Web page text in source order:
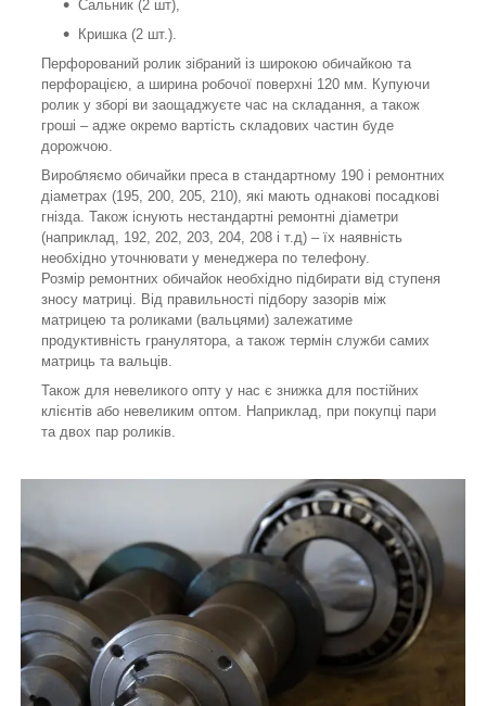
Сальник (2 шт),
Кришка (2 шт.).
Перфорований ролик зібраний із широкою обичайкою та
перфорацією, а ширина робочої поверхні 120 мм. Купуючи
ролик у зборі ви заощаджуєте час на складання, а також
гроші – адже окремо вартість складових частин буде
дорожчою.
Виробляємо обичайки преса в стандартному 190 і ремонтних
діаметрах (195, 200, 205, 210), які мають однакові посадкові
гнізда. Також існують нестандартні ремонтні діаметри
(наприклад, 192, 202, 203, 204, 208 і т.д) – їх наявність
необхідно уточнювати у менеджера по телефону.
Розмір ремонтних обичайок необхідно підбирати від ступеня
зносу матриці. Від правильності підбору зазорів між
матрицею та роликами (вальцями) залежатиме
продуктивність гранулятора, а також термін служби самих
матриць та вальців.
Також для невеликого опту у нас є знижка для постійних
клієнтів або невеликим оптом. Наприклад, при покупці пари
та двох пар роликів.